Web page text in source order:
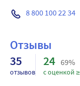
8 800 100 22 34
Отзывы
35
отзывов
24 69%
с оценкой